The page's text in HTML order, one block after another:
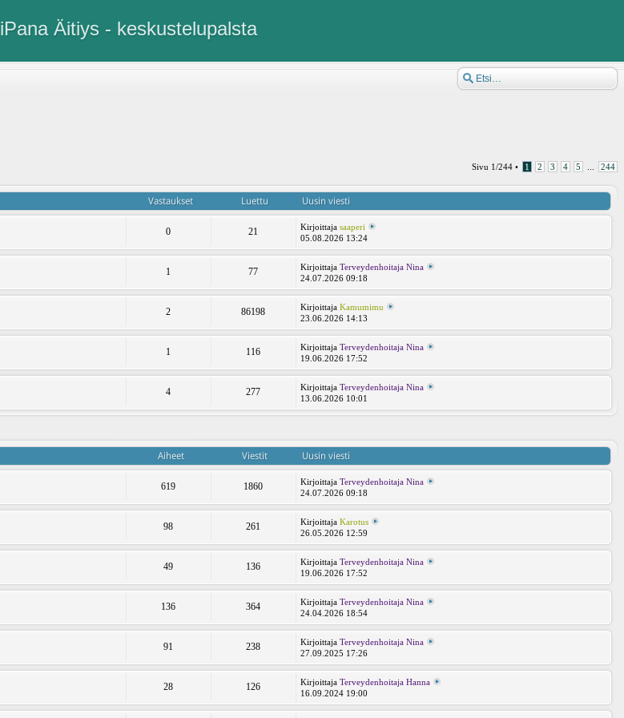
iPana Äitiys - keskustelupalsta
Sivu 1/244 • 1 2 3 4 5 244
Vastaukset Luettu Uusin viesti
0 21 Kirjoittaja saaperi
05.08.2026 13:24
1 77 Kirjoittaja Terveydenhoitaja Nina
24.07.2026 09:18
2 86198 Kirjoittaja Kamumimu
23.06.2026 14:13
1 116 Kirjoittaja Terveydenhoitaja Nina
19.06.2026 17:52
4 277 Kirjoittaja Terveydenhoitaja Nina
13.06.2026 10:01
Aiheet Viestit Uusin viesti
619 1860 Kirjoittaja Terveydenhoitaja Nina
24.07.2026 09:18
98 261 Kirjoittaja Karotus
26.05.2026 12:59
49 136 Kirjoittaja Terveydenhoitaja Nina
19.06.2026 17:52
136 364 Kirjoittaja Terveydenhoitaja Nina
24.04.2026 18:54
91 238 Kirjoittaja Terveydenhoitaja Nina
27.09.2025 17:26
28 126 Kirjoittaja Terveydenhoitaja Hanna
16.09.2024 19:00